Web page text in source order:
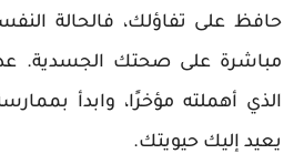
حافظ على تفاؤلك، فالحالة
مباشرة على صحتك الجسدية.
الذي أهملته مؤخرًا، وابدأ
يعيد إليك حيويتك.